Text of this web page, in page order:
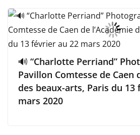
🔊 “Charlotte Perriand”
Pavillon Comtesse de Caen
des beaux-arts, Paris du 13
mars 2020